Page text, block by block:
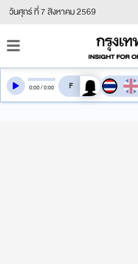
วันศุกร์ ที่ 7 สิงหาคม 2569
0:00/0:00 สลับเสียงอ่าน